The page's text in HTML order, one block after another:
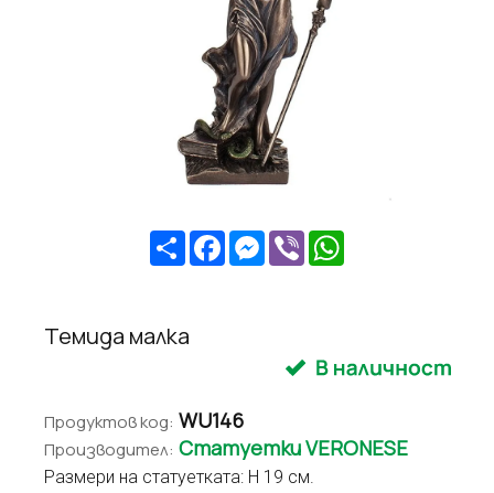
ShareFacebookMessenger
Viber
Темида малка
Продуктов код: WU146
Производител: Статуетки VERONESE
Размери на статуетката: H 19 см.